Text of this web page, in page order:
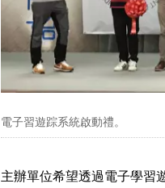
電子習遊踪系統啟動禮。
主辦單位希望透過電子學習